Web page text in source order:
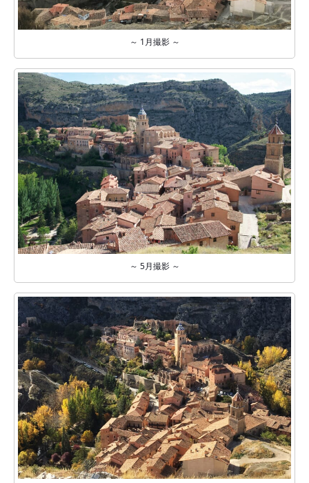
～ 1月撮影 ～
～ 5月撮影 ～